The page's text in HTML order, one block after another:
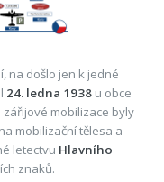
na došlo jen k jedné
24. ledna 1938u obce
mobilizace byly
mobilizační tělesa a
letectvu Hlavního
znaků.